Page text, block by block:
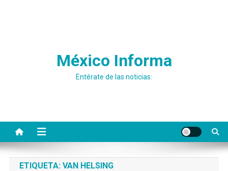
México Informa
Entérate de las noticias:
ETIQUETA: VAN HELSING